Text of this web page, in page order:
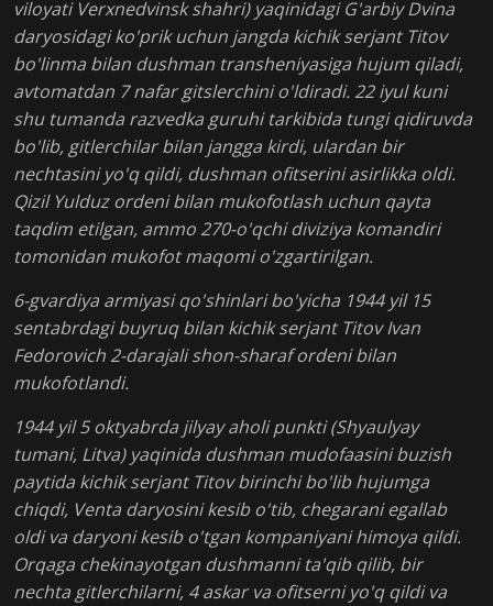
viloyati Verxnedvinsk shahri) yaqinidagi G'arbiy Dvina
daryosidagi ko'prik uchun jangda kichik serjant Titov
bo'linma bilan dushman transheniyasiga hujum qiladi,
avtomatdan 7 nafar gitslerchini o'ldiradi. 22 iyul kuni
shu tumanda razvedka guruhi tarkibida tungi qidiruvda
bo'lib, gitlerchilar bilan jangga kirdi, ulardan bir
nechtasini yo'q qildi, dushman ofitserini asirlikka oldi.
Qizil Yulduz ordeni bilan mukofotlash uchun qayta
taqdim etilgan, ammo 270-o'qchi diviziya komandiri
tomonidan mukofot maqomi o'zgartirilgan.
6-gvardiya armiyasi qo'shinlari bo'yicha 1944 yil 15
sentabrdagi buyruq bilan kichik serjant Titov Ivan
Fedorovich 2-darajali shon-sharaf ordeni bilan
mukofotlandi.
1944 yil 5 oktyabrda jilyay aholi punkti (Shyaulyay
tumani, Litva) yaqinida dushman mudofaasini buzish
paytida kichik serjant Titov birinchi bo'lib hujumga
chiqdi, Venta daryosini kesib o'tib, chegarani egallab
oldi va daryoni kesib o'tgan kompaniyani himoya qildi.
Orqaga chekinayotgan dushmanni ta'qib qilib, bir
nechta gitlerchilarni, 4 askar va ofitserni yo'q qildi va